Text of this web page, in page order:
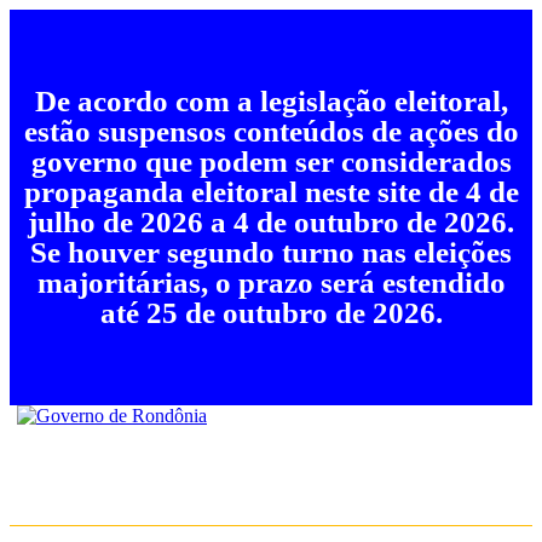
De acordo com a legislação eleitoral,
estão suspensos conteúdos de ações do
governo que podem ser considerados
propaganda eleitoral neste site de 4 de
julho de 2026 a 4 de outubro de 2026.
Se houver segundo turno nas eleições
majoritárias, o prazo será estendido
até 25 de outubro de 2026.